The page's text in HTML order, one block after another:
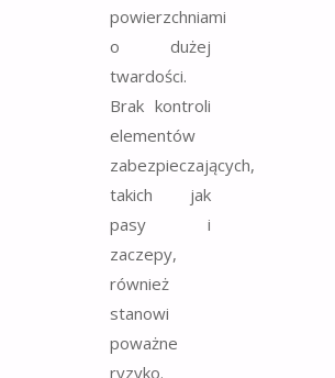
powierzchniami
o dużej
twardości.
Brak kontroli
elementów
zabezpieczających,
takich jak
pasy i
zaczepy,
również
stanowi
poważne
ryzyko.